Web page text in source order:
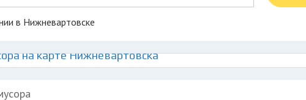
в Нижневартовске
на карте Нижневартовска